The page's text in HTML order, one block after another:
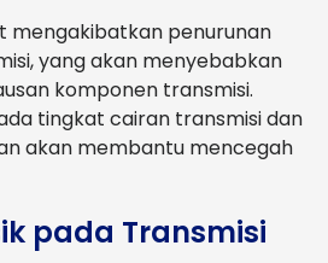
mengakibatkan penurunan
yang akan menyebabkan
komponen transmisi.
tingkat cairan transmisi dan
akan membantu mencegah
pada Transmisi